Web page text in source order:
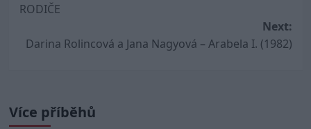
RODIČE
Next:
Darina Rolincová a Jana Nagyová – Arabela I. (1982)
Více příběhů